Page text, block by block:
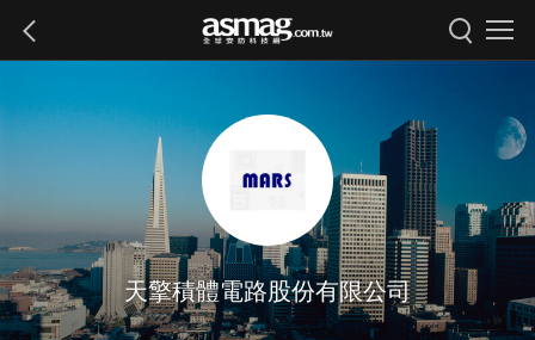
天擎積體電路股份有限公司